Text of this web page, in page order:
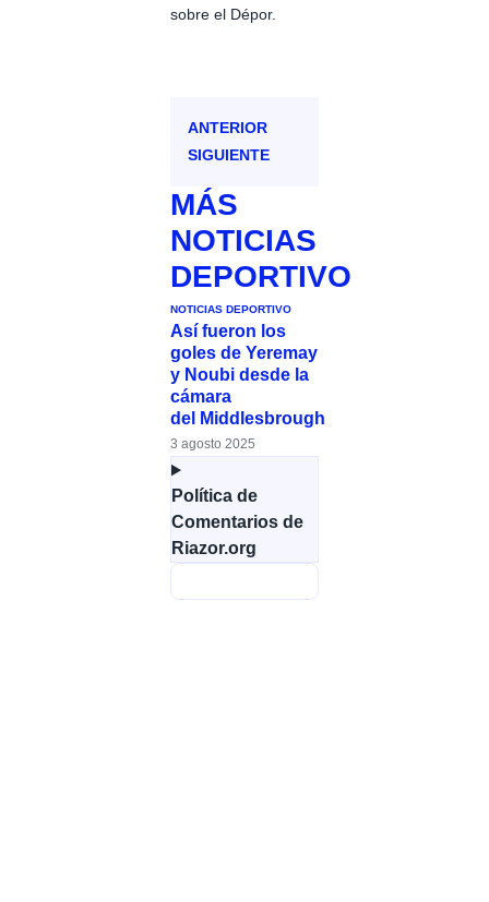
sobre el Dépor.
ANTERIOR
SIGUIENTE
MÁS
NOTICIAS
DEPORTIVO
NOTICIAS DEPORTIVO
Así fueron los
goles de Yeremay
y Noubi desde la
cámara
del Middlesbrough
3 agosto 2025
Política de
Comentarios de
Riazor.org